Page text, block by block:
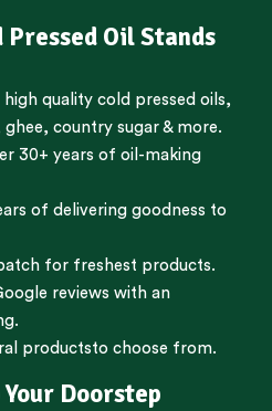
Oil Stands
quality cold pressed oils,
country sugar & more.
30+ years of oil-making
of delivering goodness to
for freshest products.
reviews with an
productsto choose from.
Doorstep